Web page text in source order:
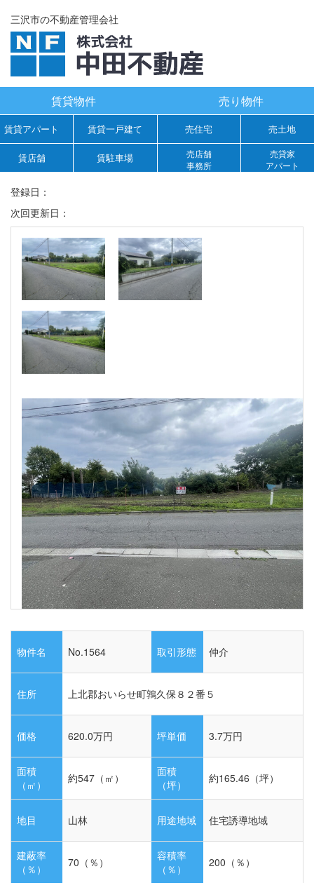
三沢市の不動産管理会社
賃貸物件 売り物件
賃貸アパート 賃貸一戸建て
賃店舗 賃駐車場
売住宅 売土地
売店舗
事務所
売貸家
アパート
登録日：
次回更新日：
物件名 No.1564 取引形態 仲介
住所 上北郡おいらせ町鶉久保８２番５
価格 620.0万円 坪単価 3.7万円
面積
（㎡）
約547（㎡）
面積
（坪）
約165.46（坪）
地目 山林 用途地域 住宅誘導地域
建蔽率
（％）
70（％）
容積率
（％）
200（％）